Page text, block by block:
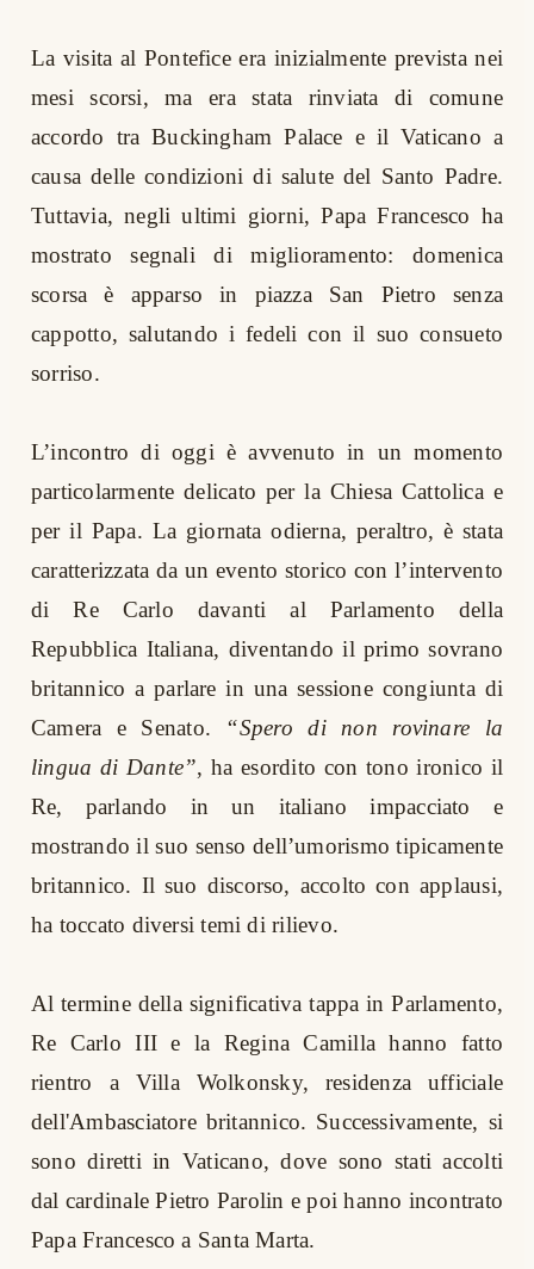
La visita al Pontefice era inizialmente prevista nei
mesi scorsi, ma era stata rinviata di comune
accordo tra Buckingham Palace e il Vaticano a
causa delle condizioni di salute del Santo Padre.
Tuttavia, negli ultimi giorni, Papa Francesco ha
mostrato segnali di miglioramento: domenica
scorsa è apparso in piazza San Pietro senza
cappotto, salutando i fedeli con il suo consueto
sorriso.
L’incontro di oggi è avvenuto in un momento
particolarmente delicato per la Chiesa Cattolica e
per il Papa. La giornata odierna, peraltro, è stata
caratterizzata da un evento storico con l’intervento
di Re Carlo davanti al Parlamento della
Repubblica Italiana, diventando il primo sovrano
britannico a parlare in una sessione congiunta di
Camera e Senato. “Spero di non rovinare la
lingua di Dante”, ha esordito con tono ironico il
Re, parlando in un italiano impacciato e
mostrando il suo senso dell’umorismo tipicamente
britannico. Il suo discorso, accolto con applausi,
ha toccato diversi temi di rilievo.
Al termine della significativa tappa in Parlamento,
Re Carlo III e la Regina Camilla hanno fatto
rientro a Villa Wolkonsky, residenza ufficiale
dell'Ambasciatore britannico. Successivamente, si
sono diretti in Vaticano, dove sono stati accolti
dal cardinale Pietro Parolin e poi hanno incontrato
Papa Francesco a Santa Marta.